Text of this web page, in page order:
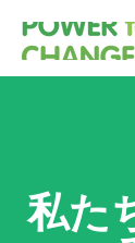
私た